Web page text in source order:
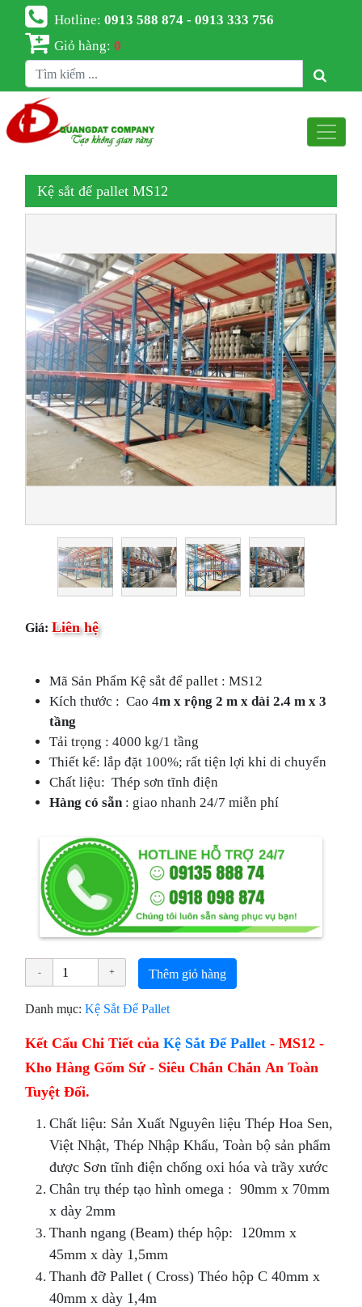
Hotline:0913 588 874 - 0913 333 756
Giỏ hàng:0
Kệ sắt để pallet MS12
Giá: Liên hệ
Mã Sản Phẩm Kệ sắt để pallet : MS12
Kích thước : Cao 4m x rộng 2 m x dài 2.4 m x 3
tầng
Tải trọng : 4000 kg/1 tầng
Thiết kế: lắp đặt 100%; rất tiện lợi khi di chuyển
Chất liệu: Thép sơn tĩnh điện
Hàng có sẵn : giao nhanh 24/7 miễn phí
Thêm giỏ hàng
Danh mục:Kệ Sắt Để Pallet
Kết Cấu Chi Tiết củaKệ Sắt Để Pallet -MS12 -
Kho Hàng Gốm Sứ - Siêu Chắn Chắn An Toàn
Tuyệt Đối.
Chất liệu: Sản Xuất Nguyên liệu Thép Hoa Sen,
Việt Nhật, Thép Nhập Khẩu, Toàn bộ sản phẩm
được Sơn tĩnh điện chống oxi hóa và trầy xước
Chân trụ thép tạo hình omega : 90mm x 70mm
x dày 2mm
Thanh ngang (Beam) thép hộp: 120mm x
45mm x dày 1,5mm
Thanh đỡ Pallet ( Cross) Théo hộp C 40mm x
40mm x dày 1,4m